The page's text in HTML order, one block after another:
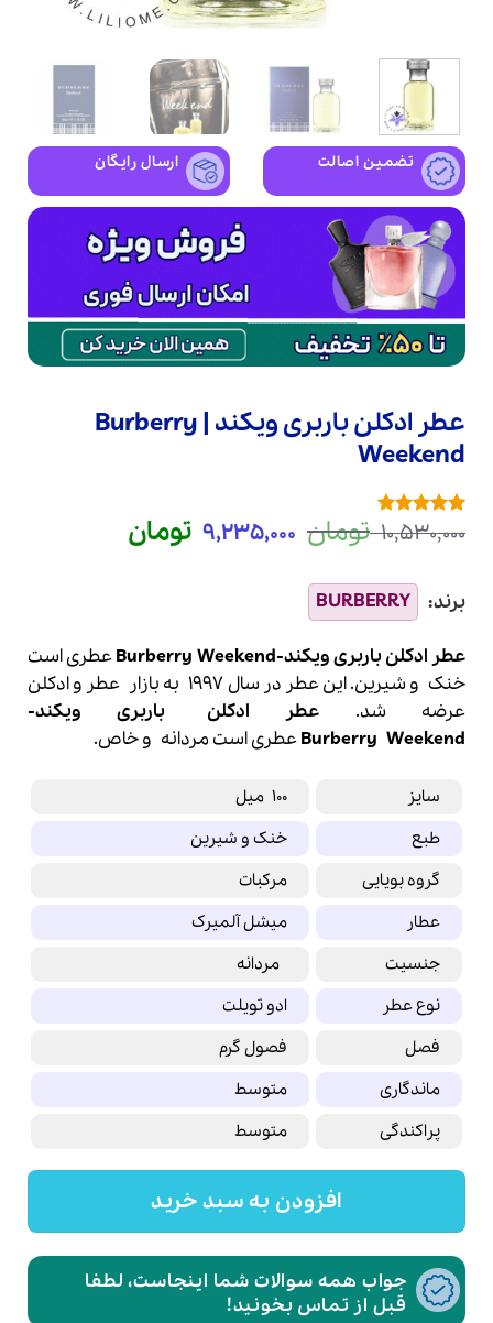
تضمین اصالت ارسال رایگان
عطر ادکلن باربری ویکند | Burberry
Weekend
امتیازدهی 5
1
مشتری
10,530,000 تومان قیمت
اصلی
9,235,000 تومانقیمت
فعلی
عطر ادکلن باربری ویکند-Burberry Weekend
عطری است
خنک و شیرین. این عطر در سال 1997 به بازار
عطر وادکلن
عرضه شد. عطر ادکلن باربریویکند-
Burberry Weekend عطری است مردانه و خاص.
سایز
100 میل
طبع
خنک و شیرین
گروه بویایی
مرکبات
عطار
میشل آلمیرک
جنسیت
مردانه
نوع عطر
ادو تویلت
فصل
فصول گرم
ماندگاری
متوسط
پراکندگی
متوسط
افزودن به سبد خرید
جواب همه سوالات شما اینجاست، لطفا
قبل از تماس بخونید!